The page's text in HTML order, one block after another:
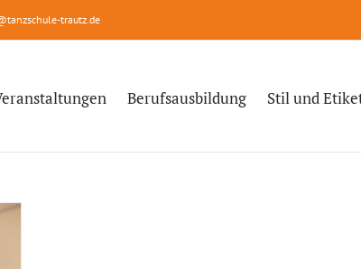
trautz.de
Berufsausbildung Stil und